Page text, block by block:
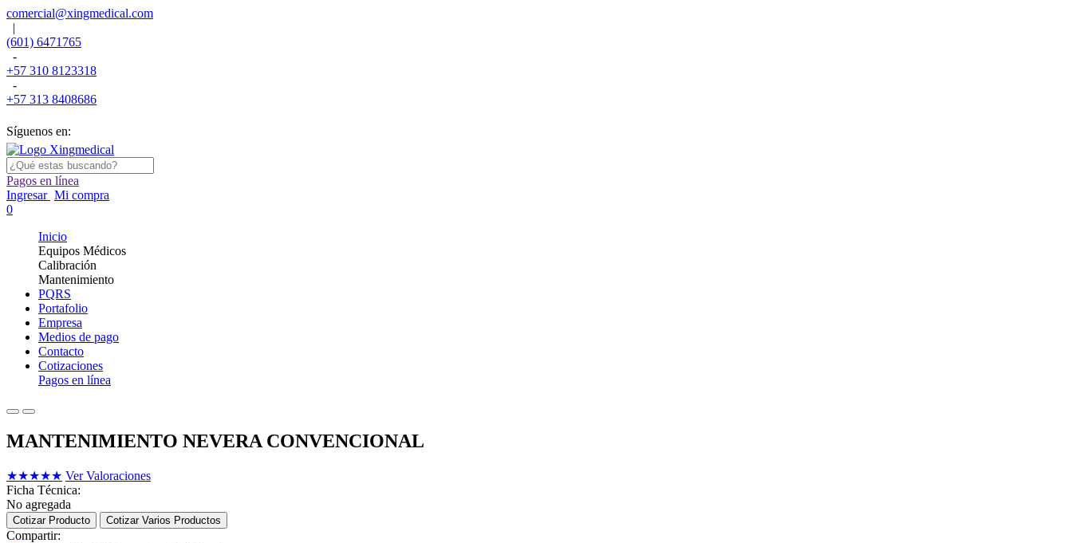
comercial@xingmedical.com
|
(601) 6471765
-
+57 310 8123318
-
+57 313 8408686
Síguenos en:
Pagos en línea
Ingresar Mi compra
0
Inicio
Equipos Médicos
Calibración
Mantenimiento
PQRS
Portafolio
Empresa
Medios de pago
Contacto
Cotizaciones
Pagos en línea
MANTENIMIENTO NEVERA CONVENCIONAL
★★★★★ Ver Valoraciones
Ficha Técnica:
No agregada
Cotizar Producto Cotizar Varios Productos
Compartir: